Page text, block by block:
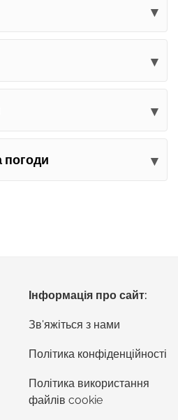
погоди
Інформація про сайт:
Зв'яжіться з нами
Політика конфіденційності
Політика використання
файлів cookie